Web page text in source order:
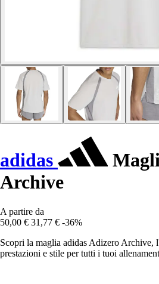
adidas
Archive
A partire da
50,00 € 31,77 € -36%
Scopri la maglia adidas Adizero Archive,
prestazioni e stile per tutti i tuoi